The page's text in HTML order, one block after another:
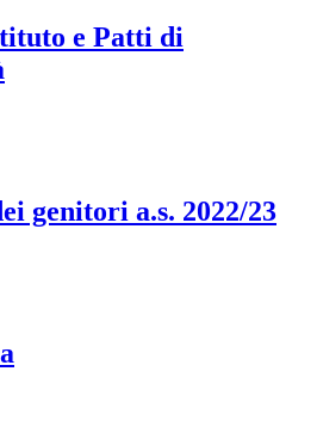
e Patti di
genitori a.s. 2022/23